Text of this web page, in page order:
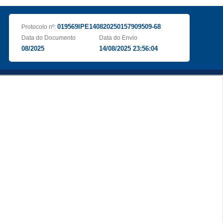
Protocolo nº: 019569IPE140820250157909509-68
Data do Documento
08/2025
Data do Envio
14/08/2025 23:56:04